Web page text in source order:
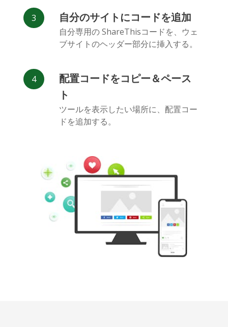
Evernote
Google
Bookmarks
自分のサイトにコードを追加
自分専用の ShareThisコードを、ウェ
ブサイトのヘッダー部分に挿入する。
配置コードをコピー＆ペース
ト
ツールを表示したい場所に、配置コー
ドを追加する。